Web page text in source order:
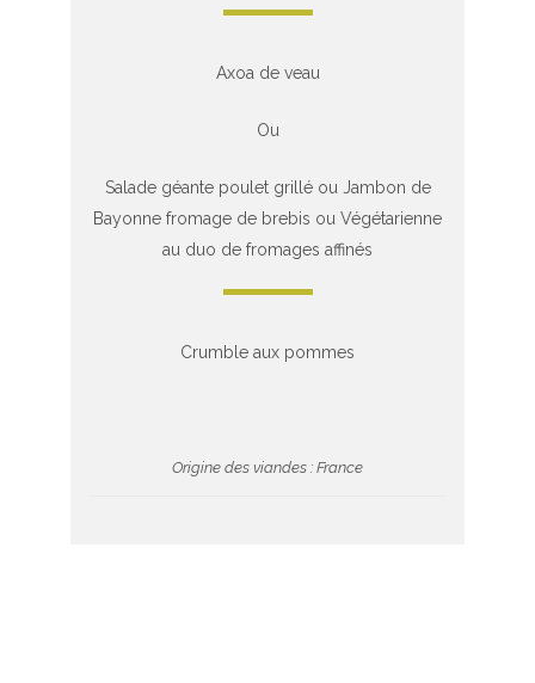
Axoa de veau
Ou
Salade géante poulet grillé ou Jambon de
Bayonne fromage de brebis ou Végétarienne
au duo de fromages affinés
Crumble aux pommes
Origine des viandes : France